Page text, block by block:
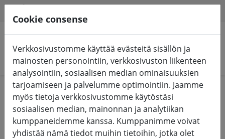
Hae tuotteita
Home Valot ja valaistus Keijujen valot
Cookie consense
Verkkosivustomme käyttää evästeitä sisällön ja
mainosten personointiin, verkkosivuston liikenteen
analysointiin, sosiaalisen median ominaisuuksien
tarjoamiseen ja palvelumme optimointiin. Jaamme
myös tietoja verkkosivustomme käytöstäsi
sosiaalisen median, mainonnan ja analytiikan
kumppaneidemme kanssa. Kumppanimme voivat
yhdistää nämä tiedot muihin tietoihin, jotka olet